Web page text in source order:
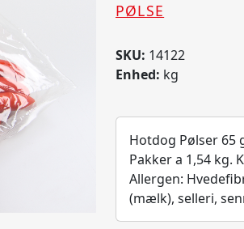
PØLSE
SKU: 14122
Enhed: kg
Hotdog Pølser 65
Pakker a 1,54 kg.
Allergen:
(mælk), selleri,